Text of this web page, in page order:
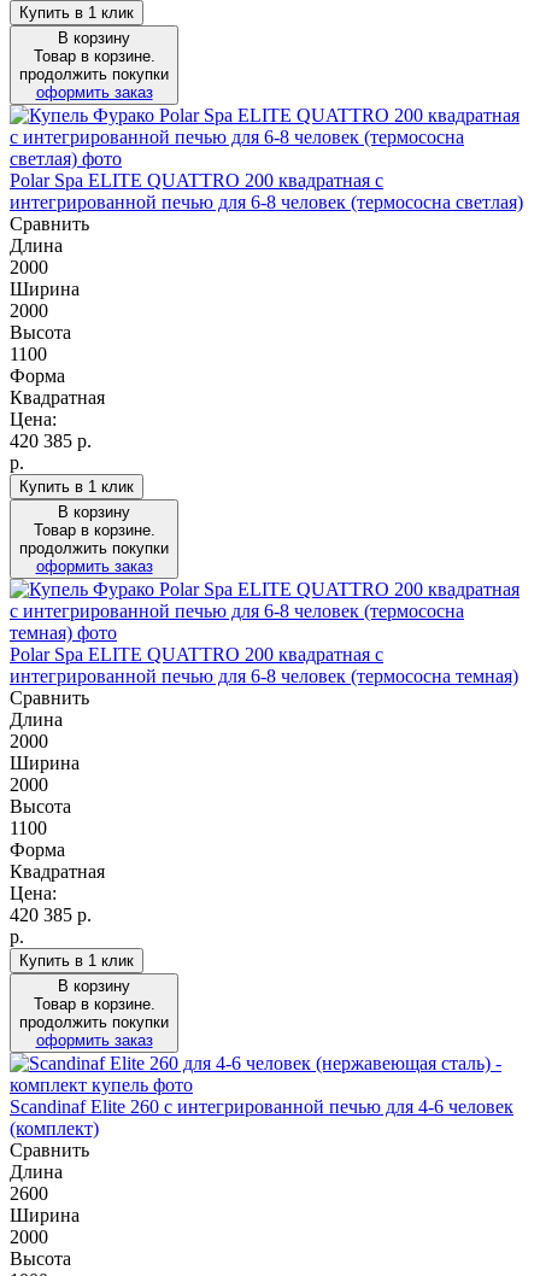
Купить в 1 клик
В корзину
Товар в корзине.
продолжить покупки
оформить заказ
Polar Spa ELITE QUATTRO 200 квадратная с
интегрированной печью для 6-8 человек (термососна светлая)
Сравнить
Длина
2000
Ширина
2000
Высота
1100
Форма
Квадратная
Цена:
420 385 р.
р.
Купить в 1 клик
В корзину
Товар в корзине.
продолжить покупки
оформить заказ
Polar Spa ELITE QUATTRO 200 квадратная с
интегрированной печью для 6-8 человек (термососна темная)
Сравнить
Длина
2000
Ширина
2000
Высота
1100
Форма
Квадратная
Цена:
420 385 р.
р.
Купить в 1 клик
В корзину
Товар в корзине.
продолжить покупки
оформить заказ
Scandinaf Elite 260 c интегрированной печью для 4-6 человек
(комплект)
Сравнить
Длина
2600
Ширина
2000
Высота